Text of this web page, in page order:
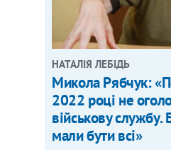
НАТАЛІЯ ЛЕБІДЬ
Микола Рябчук:
2022 році не
військову службу.
мали бути всі»